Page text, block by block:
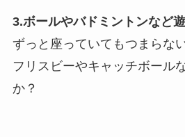
3.ボールやバドミントンなど
ずっと座っていてもつまらな
フリスビーやキャッチボール
か？